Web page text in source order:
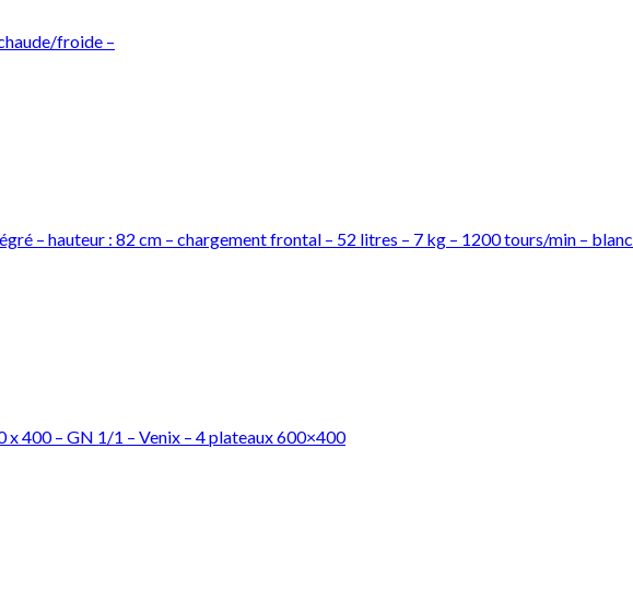
froide –
– hauteur : 82 cm – chargement frontal – 52 litres – 7 kg – 1200 tours/min – blanc
x 400 – GN 1/1 – Venix – 4 plateaux 600×400